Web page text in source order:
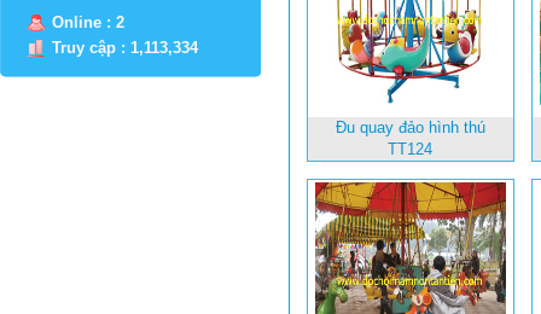
Online : 2
Truy cập : 1,113,334
Đu quay đảo hình thú
TT124